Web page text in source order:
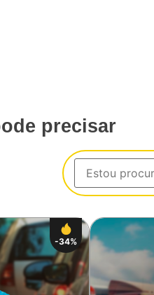
precisar
-34%